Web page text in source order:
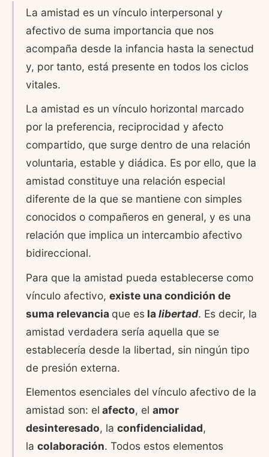
La amistad es un vínculo interpersonal y
afectivo de suma importancia que nos
acompaña desde la infancia hasta la senectud
y, por tanto, está presente en todos los ciclos
vitales.
La amistad es un vínculo horizontal marcado
por la preferencia, reciprocidad y afecto
compartido, que surge dentro de una relación
voluntaria, estable y diádica. Es por ello, que la
amistad constituye una relación especial
diferente de la que se mantiene con simples
conocidos o compañeros en general, y es una
relación que implica un intercambio afectivo
bidireccional.
Para que la amistad pueda establecerse como
vínculo afectivo, existe una condición de
suma relevancia que es la libertad. Es decir, la
amistad verdadera sería aquella que se
establecería desde la libertad, sin ningún tipo
de presión externa.
Elementos esenciales del vínculo afectivo de la
amistad son: el afecto, el amor
desinteresado, la confidencialidad,
la colaboración. Todos estos elementos